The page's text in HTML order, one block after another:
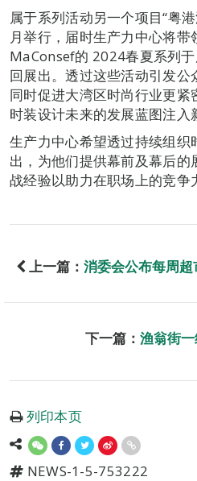
属于系列活动另一个项目“粤
月举行，届时生产力中心将带
MaConsef的 2024春夏系列
回展出。透过这些活动引发公
同时促进大湾区时尚行业更
时装设计未来的发展蓝图注入
生产力中心希望透过持续组织
出，为他们提供幕前及幕后
战经验以助力在职场上的竞争
上一篇： 消委会公布每周
下一篇： 渔翁街
列印本页
NEWS-1-5-753222